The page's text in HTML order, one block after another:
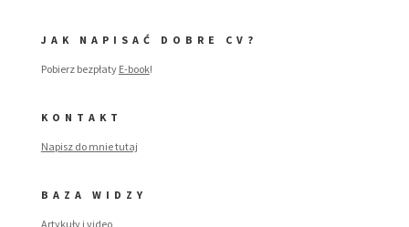
JAK NAPISAĆ DOBRE CV?
Pobierz bezpłaty E-book!
KONTAKT
Napisz do mnie tutaj
BAZA WIDZY
Artykuły i video